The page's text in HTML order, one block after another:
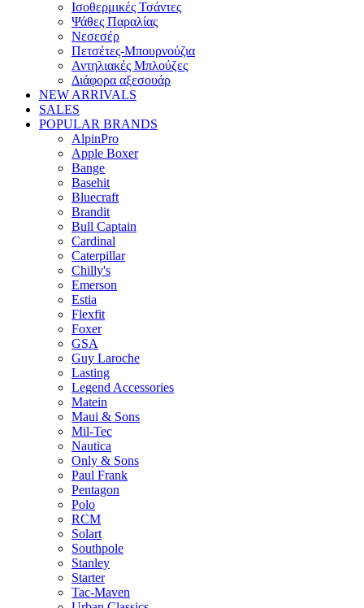
Ισοθερμικές Τσάντες
Ψάθες Παραλίας
Νεσεσέρ
Πετσέτες-Μπουρνούζια
Αντηλιακές Μπλούζες
Διάφορα αξεσουάρ
NEW ARRIVALS
SALES
POPULAR BRANDS
AlpinPro
Apple Boxer
Bange
Basehit
Bluecraft
Brandit
Bull Captain
Cardinal
Caterpillar
Chilly's
Emerson
Estia
Flexfit
Foxer
GSA
Guy Laroche
Lasting
Legend Accessories
Matein
Maui & Sons
Mil-Tec
Nautica
Only & Sons
Paul Frank
Pentagon
Polo
RCM
Solart
Southpole
Stanley
Starter
Tac-Maven